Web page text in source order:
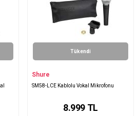
Tükendi
Shure
SM58-LCE Kablolu Vokal Mikrofonu
8.999 TL